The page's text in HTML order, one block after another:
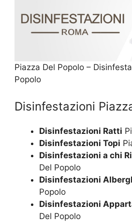
Piazza Del Popolo –
Popolo
Disinfestazioni
Disinfestazioni Ratti
Disinfestazioni Topi
Disinfestazioni a chi
Del Popolo
Disinfestazioni
Popolo
Disinfestazioni
Del Popolo